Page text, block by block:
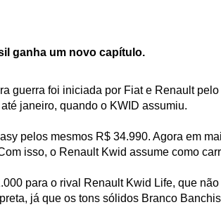
ganha um novo capítulo.
guerra foi iniciada por Fiat e Renault
janeiro, quando o KWID assumiu.
pelos mesmos R$ 34.990. Agora em
isso, o Renault Kwid assume como
para o rival Renault Kwid Life, que
já que os tons sólidos Branco